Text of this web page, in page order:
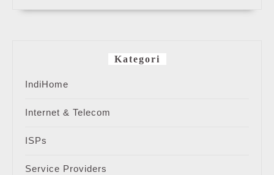
Kategori
IndiHome
Internet & Telecom
ISPs
Service Providers